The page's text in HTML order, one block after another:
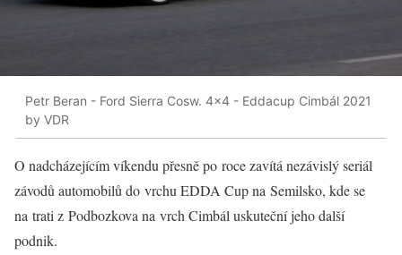
Petr Beran - Ford Sierra Cosw. 4x4 - Eddacup Cimbál 2021
by VDR
O nadcházejícím víkendu přesně po roce zavítá nezávislý seriál
závodů automobilů do vrchu EDDA Cup na Semilsko, kde se
na trati z Podbozkova na vrch Cimbál uskuteční jeho další
podnik.